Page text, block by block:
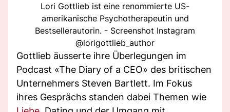
Lori Gottlieb ist eine renommierte US-
amerikanische Psychotherapeutin und
Bestsellerautorin. - Screenshot Instagram
@lorigottlieb_author
Gottlieb äusserte ihre Überlegungen im
Podcast «The Diary of a CEO» des britischen
Unternehmers Steven Bartlett. Im Fokus
ihres Gesprächs standen dabei Themen wie